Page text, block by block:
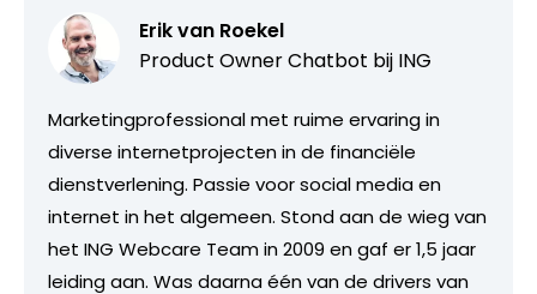
Erik van Roekel
Product Owner Chatbot bij ING
Marketingprofessional met ruime ervaring in
diverse internetprojecten in de financiële
dienstverlening. Passie voor social media en
internet in het algemeen. Stond aan de wieg van
het ING Webcare Team in 2009 en gaf er 1,5 jaar
leiding aan. Was daarna één van de drivers van